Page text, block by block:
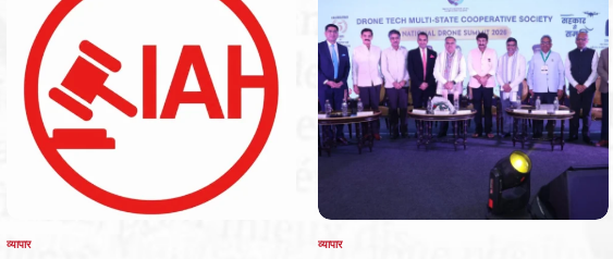
POSTED
व्यापार
POSTED
व्यापार